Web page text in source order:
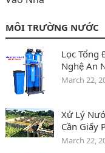
MÔI TRƯỜNG NƯỚC
Lọc Tổng
Nghệ An
March 22,
Xử Lý
Cần Giấy
March 22,